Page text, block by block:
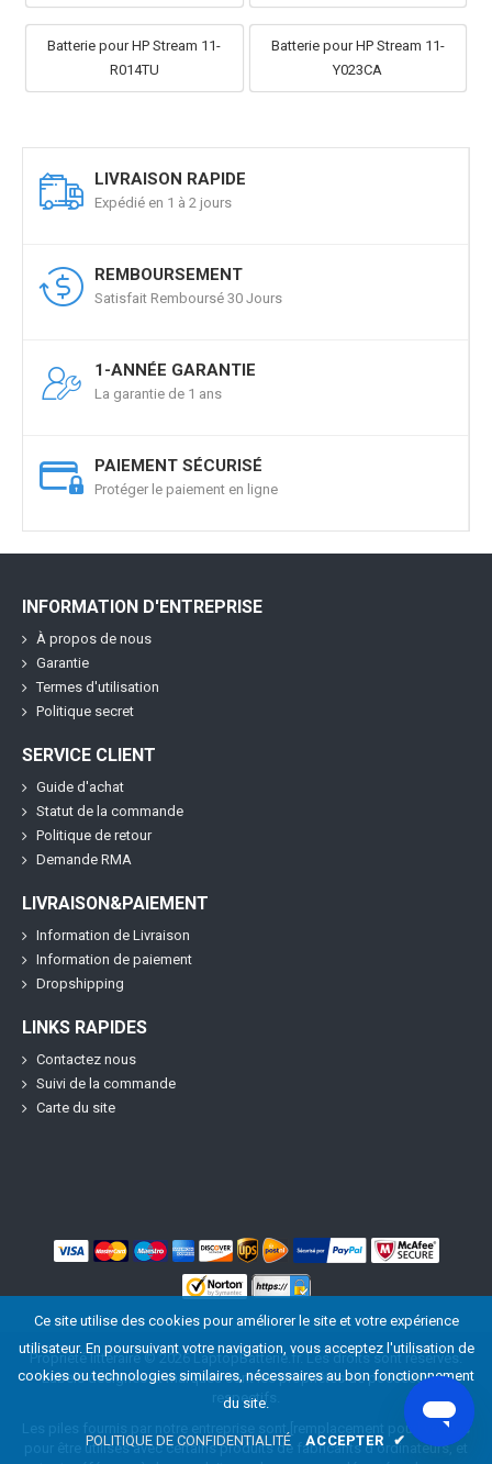
Batterie pour HP Stream 11-
R014TU
Batterie pour HP Stream 11-
Y023CA
LIVRAISON RAPIDE
Expédié en 1 à 2 jours
REMBOURSEMENT
Satisfait Remboursé 30 Jours
1-ANNÉE GARANTIE
La garantie de 1 ans
PAIEMENT SÉCURISÉ
Protéger le paiement en ligne
INFORMATION D'ENTREPRISE
À propos de nous
Garantie
Termes d'utilisation
Politique secret
SERVICE CLIENT
Guide d'achat
Statut de la commande
Politique de retour
Demande RMA
LIVRAISON&PAIEMENT
Information de Livraison
Information de paiement
Dropshipping
LINKS RAPIDES
Contactez nous
Suivi de la commande
Carte du site
Propriété littéraire © 2026 LaptopBatterie.fr. Les droits sont réservés.
Labels désignés et marques sont les propriétés de possesseurs
respectifs.
Les piles fournis par notre entreprise sont [remplacement pour] vendus
pour être utilisés avec certains produits de fabricants d'ordinateurs, et
Ce site utilise des cookies pour améliorer le site et votre expérience
utilisateur. En poursuivant votre navigation, vous acceptez l'utilisation de
cookies ou technologies similaires, nécessaires au bon fonctionnement
du site.
POLITIQUE DE CONFIDENTIALITÉ ACCEPTER ✔